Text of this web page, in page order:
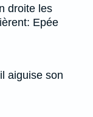
droite les
Epée
aiguise son